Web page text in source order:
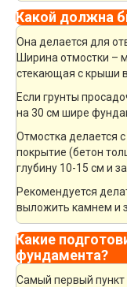
Какой должна
Она делается для
Ширина отмостки –
стекающая с крыши
Если грунты
на 30 см шире
Отмостка делается
покрытие (бетон
глубину 10-15 см и
Рекомендуется
выложить камнем и
Какие
фундамента?
Самый первый пункт